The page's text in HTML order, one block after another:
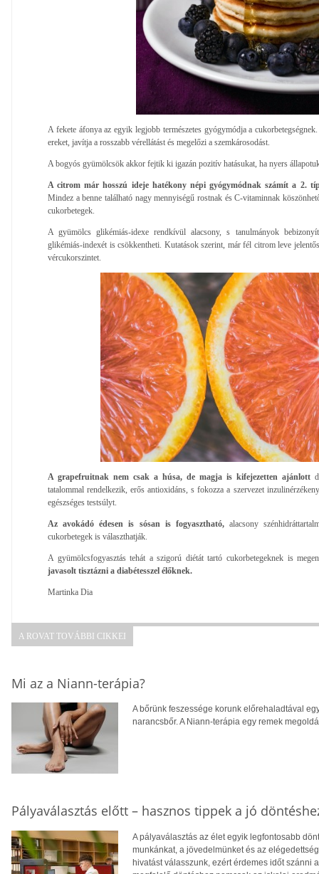
A fekete áfonya az egyik legjobb természetes gyógymódja a
ereket, javítja a rosszabb vérellátást és megelőzi a szemkárosodást.
A bogyós gyümölcsök akkor fejtik ki igazán pozitív hatásukat, ha nyers
A citrom már hosszú ideje hatékony népi gyógymódnak számít a 2.
Mindez a benne található nagy mennyiségű rostnak és C-vitaminnak
cukorbetegek.
A gyümölcs glikémiás-idexe rendkívül alacsony, s tanulmányok
glikémiás-indexét is csökkentheti. Kutatások szerint, már fél citrom leve
vércukorszintet.
A grapefruitnak nem csak a húsa, de magja is kifejezetten ajánlott
tatalommal rendelkezik, erős antioxidáns, s fokozza a szervezet
egészséges testsúlyt.
Az avokádó édesen is sósan is fogyasztható,alacsony
cukorbetegek is választhatják.
A gyümölcsfogyasztás tehát a szigorú diétát tartó cukorbetegeknek is
javasolt tisztázni a diabétesszel élőknek.
Martinka Dia
A ROVAT TOVÁBBI CIKKEI
Mi az a Niann-terápia?
A bőrünk feszessége korunk előrehaladtával
narancsbőr. A Niann-terápia egy remek
Pályaválasztás előtt – hasznos tippek a jó
A pályaválasztás az élet egyik legfontosabb
munkánkat, a jövedelmünket és az
hivatást válasszunk, ezért érdemes időt szánni